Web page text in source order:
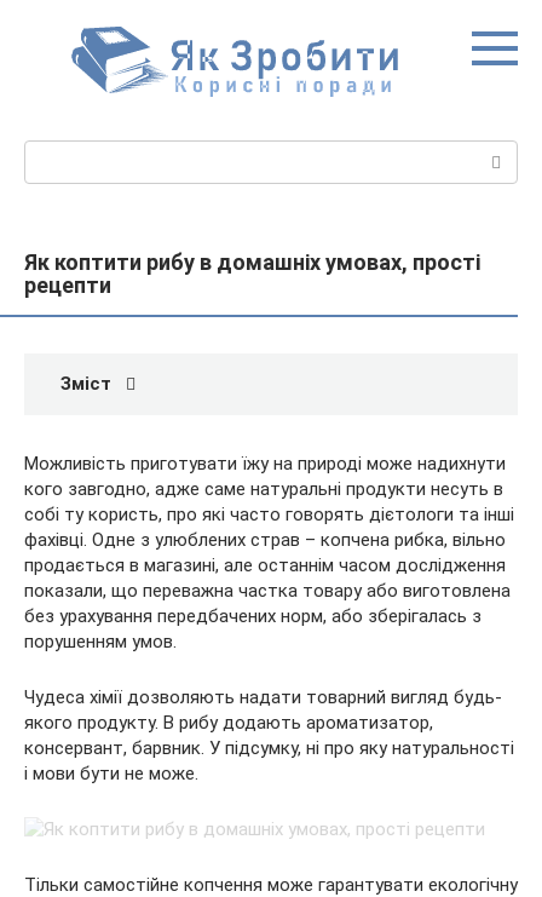
Як коптити рибу в домашніх умовах, прості
рецепти
Зміст
Можливість приготувати їжу на природі може надихнути
кого завгодно, адже саме натуральні продукти несуть в
собі ту користь, про які часто говорять дієтологи та інші
фахівці. Одне з улюблених страв – копчена рибка, вільно
продається в магазині, але останнім часом дослідження
показали, що переважна частка товару або виготовлена
без урахування передбачених норм, або зберігалась з
порушенням умов.
Чудеса хімії дозволяють надати товарний вигляд будь-
якого продукту. В рибу додають ароматизатор,
консервант, барвник. У підсумку, ні про яку натуральності
і мови бути не може.
Тільки самостійне копчення може гарантувати екологічну